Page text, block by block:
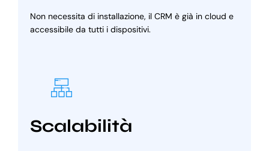
Non necessita di installazione, il CRM è già in cloud e
accessibile da tutti i dispositivi.
Scalabilità